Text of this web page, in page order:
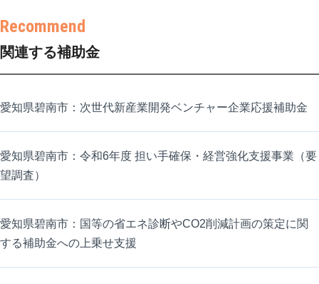
関連する補助金
愛知県碧南市：次世代新産業開発ベンチャー企業応援補助金
愛知県碧南市：令和6年度 担い手確保・経営強化支援事業（要
望調査）
愛知県碧南市：国等の省エネ診断やCO2削減計画の策定に関
する補助金への上乗せ支援